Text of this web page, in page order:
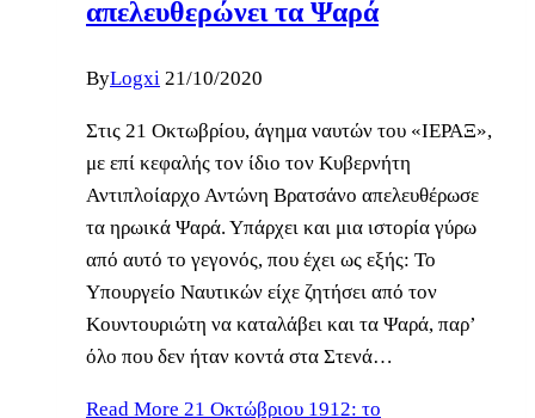
απελευθερώνει τα Ψαρά
ByLogxi 21/10/2020
Στις 21 Οκτωβρίου, άγημα ναυτών του «ΙΕΡΑΞ»,
με επί κεφαλής τον ίδιο τον Κυβερνήτη
Αντιπλοίαρχο Αντώνη Βρατσάνο απελευθέρωσε
τα ηρωικά Ψαρά. Υπάρχει και μια ιστορία γύρω
από αυτό το γεγονός, που έχει ως εξής: Το
Υπουργείο Ναυτικών είχε ζητήσει από τον
Κουντουριώτη να καταλάβει και τα Ψαρά, παρ’
όλο που δεν ήταν κοντά στα Στενά…
Read More 21 Οκτώβριου 1912: το